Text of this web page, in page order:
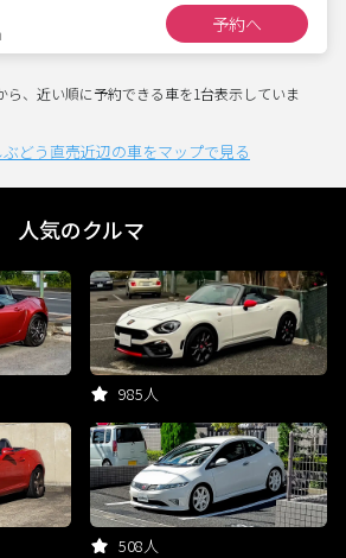
予約へ
、近い順に予約できる車を1台表示していま
どう直売近辺の車をマップで見る
人気のクルマ
985人
508人